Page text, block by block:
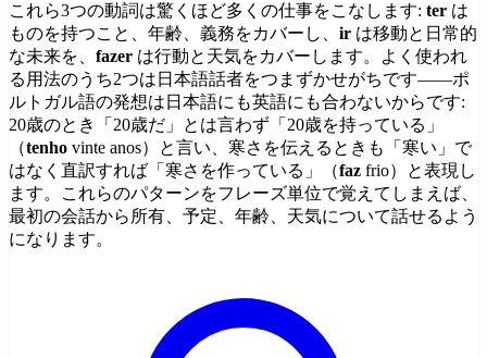
これら3つの動詞は驚くほど多くの仕事をこなします: ter は
ものを持つこと、年齢、義務をカバーし、 ir は移動と日常的
な未来を、 fazer は行動と天気をカバーします。よく使われ
る用法のうち2つは日本語話者をつまずかせがちです——ポ
ルトガル語の発想は日本語にも英語にも合わないからです:
20歳のとき「20歳だ」とは言わず「20歳を持っている」
（tenho vinte anos）と言い、寒さを伝えるときも「寒い」で
はなく直訳すれば「寒さを作っている」（faz frio）と表現し
ます。これらのパターンをフレーズ単位で覚えてしまえば、
最初の会話から所有、予定、年齢、天気について話せるよう
になります。